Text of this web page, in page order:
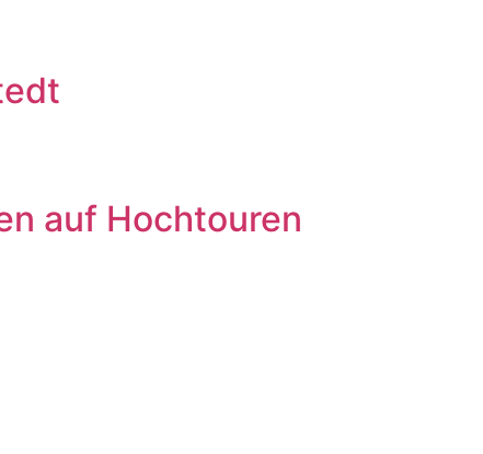
auf Hochtouren